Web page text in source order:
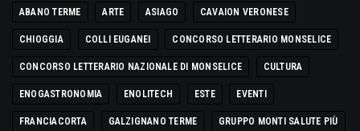
ABANO TERME ARTE ASIAGO CAVAION VERONESE
CHIOGGIA COLLI EUGANEI CONCORSO LETTERARIO MONSELICE
CONCORSO LETTERARIO NAZIONALE DI MONSELICE CULTURA
ENOGASTRONOMIA ENOLITECH ESTE EVENTI
FRANCIACORTA GALZIGNANO TERME GRUPPO MONTI SALUTE PIÙ